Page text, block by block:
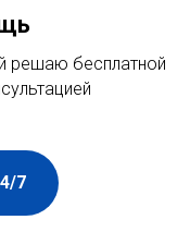
решаю бесплатной
7